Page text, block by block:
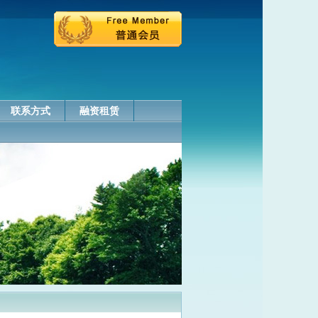
联系方式 融资租赁